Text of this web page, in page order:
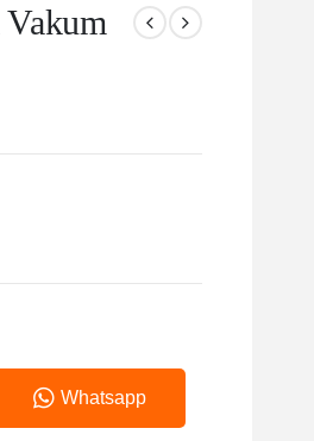
Whatsapp